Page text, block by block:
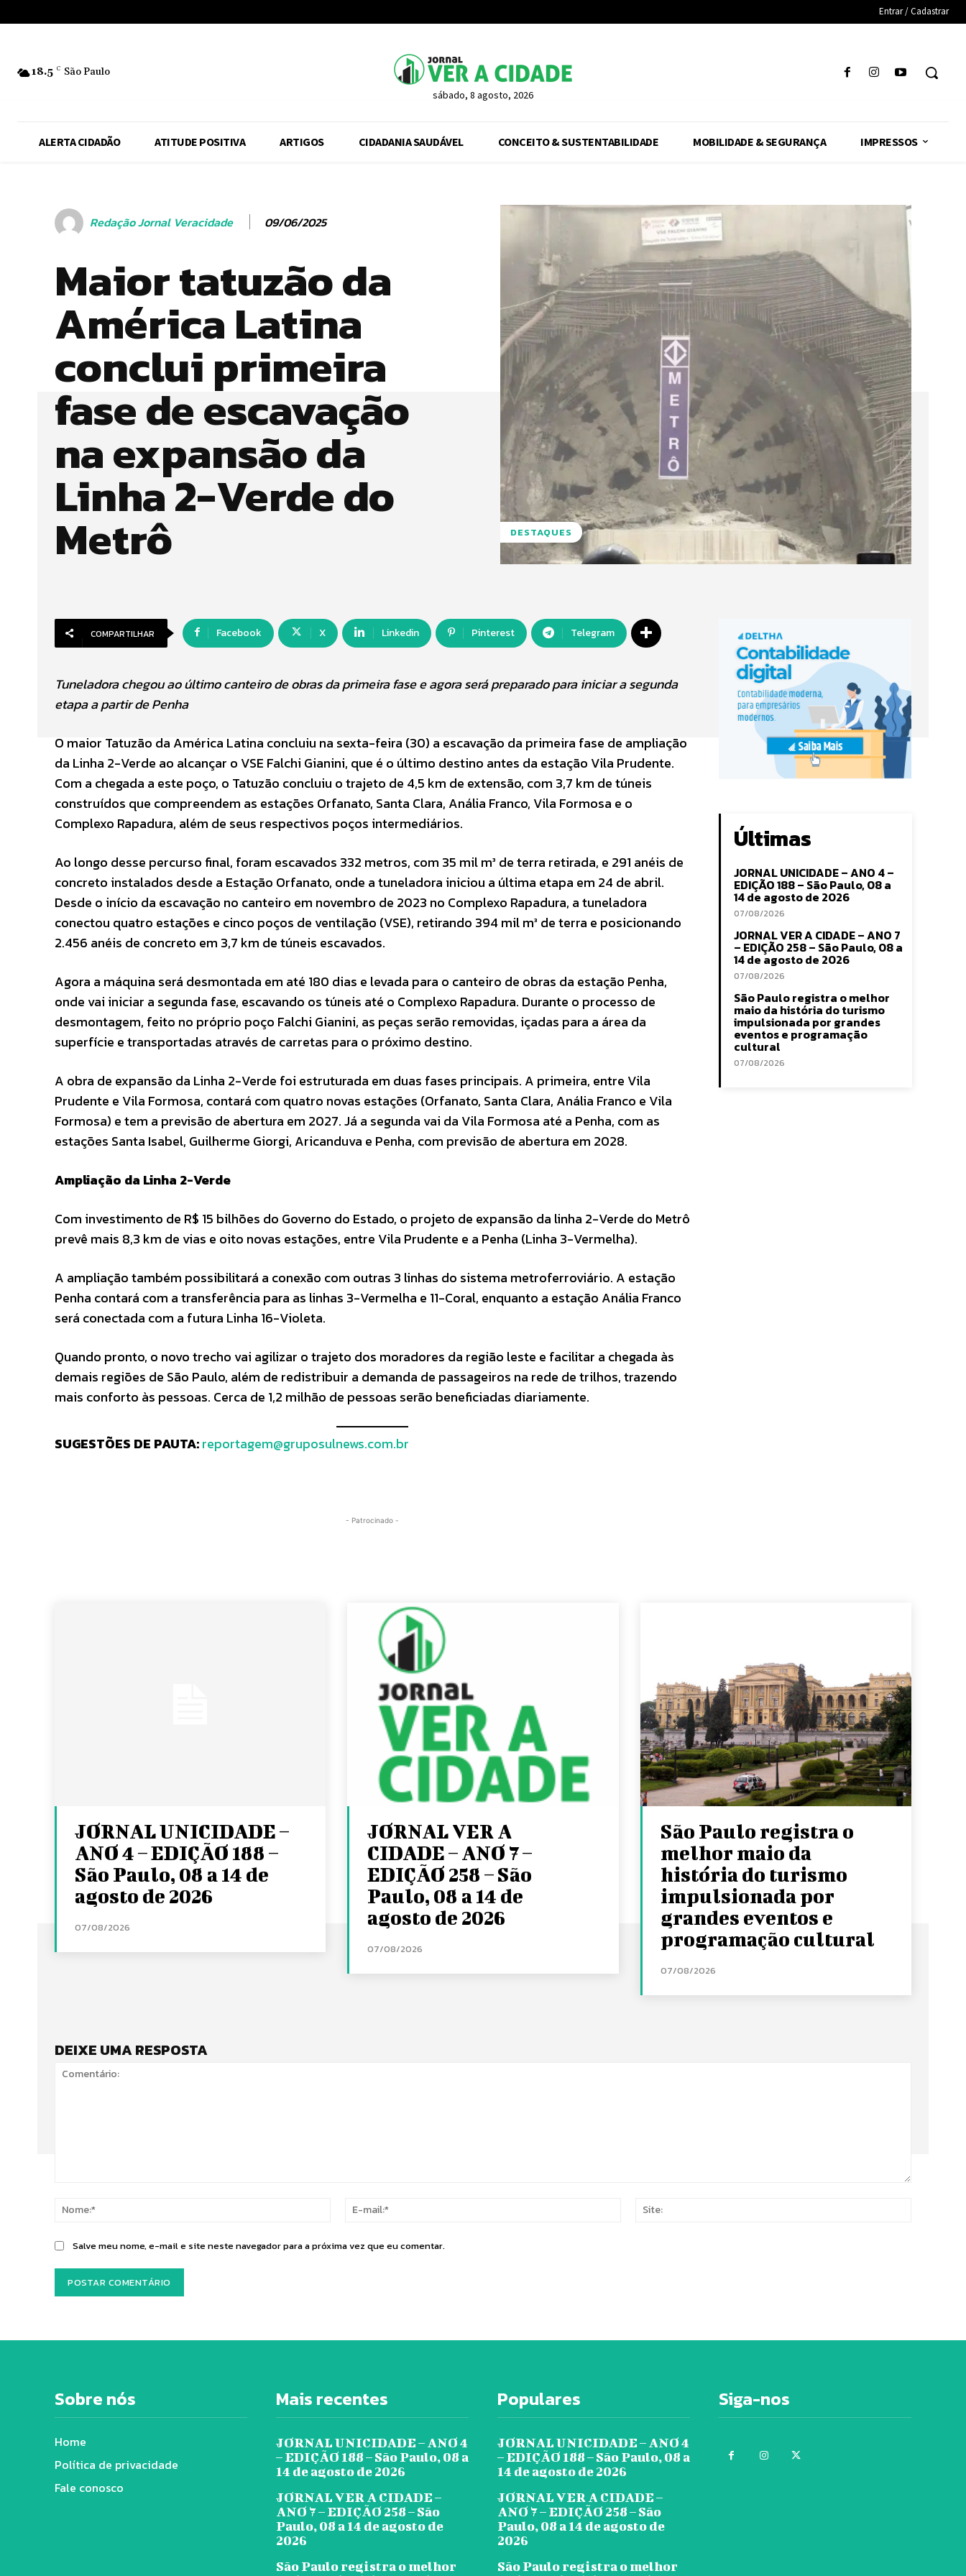
Entrar / Cadastrar
18.5 C São Paulo
sábado, 8 agosto, 2026
ALERTA CIDADÃO ATITUDE POSITIVA ARTIGOS CIDADANIA SAUDÁVEL CONCEITO & SUSTENTABILIDADE MOBILIDADE & SEGURANÇA IMPRESSOS
Redação Jornal Veracidade 09/06/2025
Maior tatuzão da
América Latina
conclui primeira
fase de escavação
na expansão da
Linha 2-Verde do
Metrô DESTAQUES
COMPARTILHAR Facebook X Linkedin Pinterest Telegram
Tuneladora chegou ao último canteiro de obras da primeira fase e agora será preparado para iniciar a segunda
etapa a partir de Penha
O maior Tatuzão da América Latina concluiu na sexta-feira (30) a escavação da primeira fase de ampliação
da Linha 2-Verde ao alcançar o VSE Falchi Gianini, que é o último destino antes da estação Vila Prudente.
Com a chegada a este poço, o Tatuzão concluiu o trajeto de 4,5 km de extensão, com 3,7 km de túneis
construídos que compreendem as estações Orfanato, Santa Clara, Anália Franco, Vila Formosa e o
Complexo Rapadura, além de seus respectivos poços intermediários.
Ao longo desse percurso final, foram escavados 332 metros, com 35 mil m³ de terra retirada, e 291 anéis de
concreto instalados desde a Estação Orfanato, onde a tuneladora iniciou a última etapa em 24 de abril.
Desde o início da escavação no canteiro em novembro de 2023 no Complexo Rapadura, a tuneladora
conectou quatro estações e cinco poços de ventilação (VSE), retirando 394 mil m³ de terra e posicionando
2.456 anéis de concreto em 3,7 km de túneis escavados.
Agora a máquina será desmontada em até 180 dias e levada para o canteiro de obras da estação Penha,
onde vai iniciar a segunda fase, escavando os túneis até o Complexo Rapadura. Durante o processo de
desmontagem, feito no próprio poço Falchi Gianini, as peças serão removidas, içadas para a área da
superfície e transportadas através de carretas para o próximo destino.
A obra de expansão da Linha 2-Verde foi estruturada em duas fases principais. A primeira, entre Vila
Prudente e Vila Formosa, contará com quatro novas estações (Orfanato, Santa Clara, Anália Franco e Vila
Formosa) e tem a previsão de abertura em 2027. Já a segunda vai da Vila Formosa até a Penha, com as
estações Santa Isabel, Guilherme Giorgi, Aricanduva e Penha, com previsão de abertura em 2028.
Ampliação da Linha 2-Verde
Com investimento de R$ 15 bilhões do Governo do Estado, o projeto de expansão da linha 2-Verde do Metrô
prevê mais 8,3 km de vias e oito novas estações, entre Vila Prudente e a Penha (Linha 3-Vermelha).
A ampliação também possibilitará a conexão com outras 3 linhas do sistema metroferroviário. A estação
Penha contará com a transferência para as linhas 3-Vermelha e 11-Coral, enquanto a estação Anália Franco
será conectada com a futura Linha 16-Violeta.
Quando pronto, o novo trecho vai agilizar o trajeto dos moradores da região leste e facilitar a chegada às
demais regiões de São Paulo, além de redistribuir a demanda de passageiros na rede de trilhos, trazendo
mais conforto às pessoas. Cerca de 1,2 milhão de pessoas serão beneficiadas diariamente.
SUGESTÕES DE PAUTA:reportagem@gruposulnews.com.br
- Patrocinado -
Últimas
JORNAL UNICIDADE – ANO 4 –
EDIÇÃO 188 – São Paulo, 08 a
14 de agosto de 2026
07/08/2026
JORNAL VER A CIDADE – ANO 7
– EDIÇÃO 258 – São Paulo, 08 a
14 de agosto de 2026
07/08/2026
São Paulo registra o melhor
maio da história do turismo
impulsionada por grandes
eventos e programação
cultural
07/08/2026
JORNAL UNICIDADE –
ANO 4 – EDIÇÃO 188 –
São Paulo, 08 a 14 de
agosto de 2026
07/08/2026
JORNAL VER A
CIDADE – ANO 7 –
EDIÇÃO 258 – São
Paulo, 08 a 14 de
agosto de 2026
07/08/2026
São Paulo registra o
melhor maio da
história do turismo
impulsionada por
grandes eventos e
programação cultural
07/08/2026
DEIXE UMA RESPOSTA
Nome:*
Salve meu nome, e-mail e site neste navegador para a próxima vez que eu comentar.
Sobre nós
Home
Política de privacidade
Fale conosco
Mais recentes
JORNAL UNICIDADE – ANO 4
– EDIÇÃO 188 – São Paulo, 08 a
14 de agosto de 2026
JORNAL VER A CIDADE –
ANO 7 – EDIÇÃO 258 – São
Paulo, 08 a 14 de agosto de
2026
São Paulo registra o melhor
Populares
JORNAL UNICIDADE – ANO 4
– EDIÇÃO 188 – São Paulo, 08 a
14 de agosto de 2026
JORNAL VER A CIDADE –
ANO 7 – EDIÇÃO 258 – São
Paulo, 08 a 14 de agosto de
2026
São Paulo registra o melhor
Siga-nos